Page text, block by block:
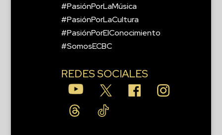
#PasiónPorLaMúsica
#PasiónPorLaCultura
#PasiónPorElConocimiento
#SomosECBC
REDES SOCIALES